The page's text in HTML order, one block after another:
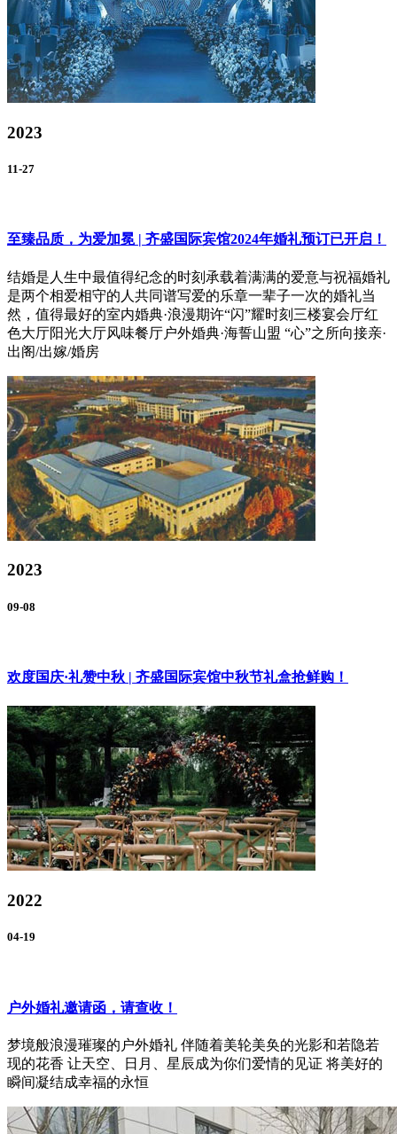
2023
11-27
至臻品质，为爱加冕 | 齐盛国际宾馆2024年婚礼预订已开启！
结婚是人生中最值得纪念的时刻承载着满满的爱意与祝福婚礼
是两个相爱相守的人共同谱写爱的乐章一辈子一次的婚礼当
然，值得最好的室内婚典·浪漫期许“闪”耀时刻三楼宴会厅红
色大厅阳光大厅风味餐厅户外婚典·海誓山盟 “心”之所向接亲·
出阁/出嫁/婚房
2023
09-08
欢度国庆·礼赞中秋 | 齐盛国际宾馆中秋节礼盒抢鲜购！
2022
04-19
户外婚礼邀请函，请查收！
梦境般浪漫璀璨的户外婚礼 伴随着美轮美奂的光影和若隐若
现的花香 让天空、日月、星辰成为你们爱情的见证 将美好的
瞬间凝结成幸福的永恒